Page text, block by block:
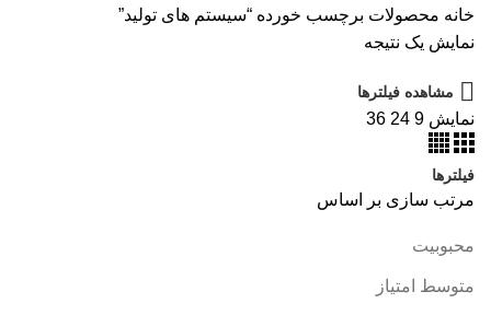
خانه محصولات برچسب خورده “سیستم های تولید”
نمایش یک نتیجه
مشاهده فیلترها
نمایش 9
24
36
فیلترها
مرتب سازی بر اساس
محبوبیت
متوسط امتیاز